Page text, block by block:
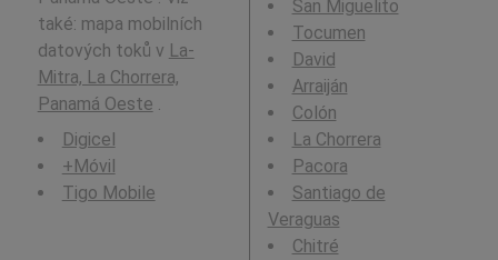
také: mapa mobilních
datových toků v La-
Mitra, La Chorrera,
Panamá Oeste
Digicel
+Móvil
Tigo Mobile
San Miguelito
Tocumen
David
Arraiján
Colón
La Chorrera
Pacora
Santiago de
Veraguas
Chitré